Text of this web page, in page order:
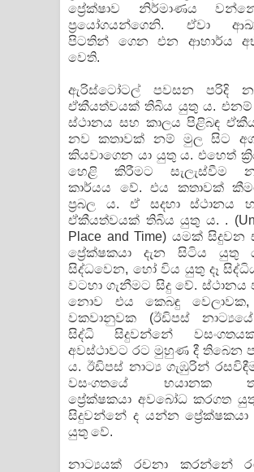
ප්‍රේක්ෂාව නිර්මාණය
ප්‍රයෝගයන්ගෙනි. ඒවා
පිටතින් ගෙන එන ආහාර්ය
වෙති.
ඇරිස්ටෝටල් පවසන පරිදි
ඒකීයත්වයක් තිබිය යුතු ය. එනම්
ස්ථානය සහ කාලය පිළිබඳ
නව කතාවක් නම් මුල සිට අග
කියවාගෙන යා යුතු ය. එහෙත්
හෙළි කිරීමට සැලැස්වීම
කාර්යය වේ. එය කතාවක්
ප්‍රබල ය. ඒ සදහා ස්ථානය
ඒකීයත්වයක් තිබිය යුතු ය. .
Place and Time) යමක් සිදුවන
ප්‍රේක්ෂකයා දැන සිටිය යුතු
සිද්ධවෙන, හෝ විය යුතු දෑ
වටහා ගැනීමට සිදු වේ.
නොව එය කෙබඳු වෙලාවක,
වකවානුවක (ඊඩිපස්
සිද්ධි සිදුවන්නේ
අවස්ථාවට රට මුහුණ දී තිබෙන
ය. ඊඩිපස් නාට්‍ය ගැඹුරින්
වසංගතයේ භයානක
ප්‍රේක්ෂකයා අවබෝධ කරගත
සිදුවන්නේ ද යන්න ප්‍රේක්ෂකයා
යුතු වේ.
නාට්‍යයක් රචනා කරන්නේ